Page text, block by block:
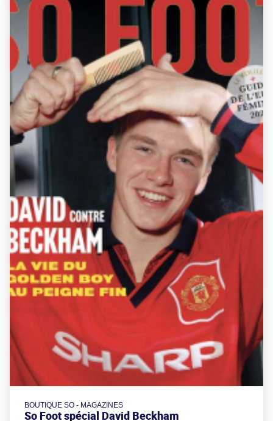
BOUTIQUE SO - MAGAZINES
So Foot spécial David Beckham